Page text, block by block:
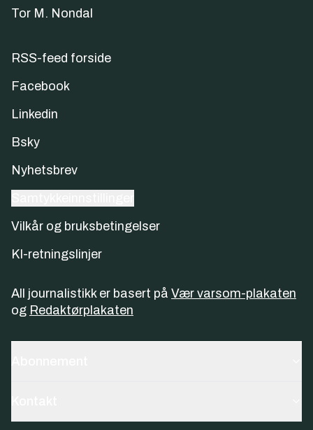
Tor M. Nondal
RSS-feed forside
Facebook
Linkedin
Bsky
Nyhetsbrev
Vilkår og bruksbetingelser
KI-retningslinjer
All journalistikk er basert på Vær varsom-plakaten
og Redaktørplakaten